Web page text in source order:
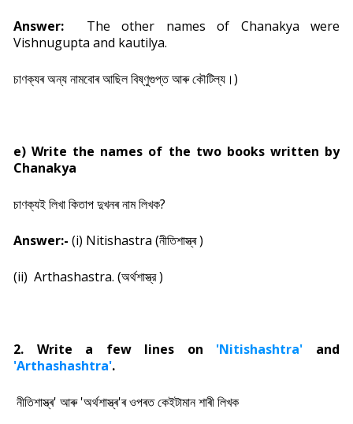
Answer:
The other names of Chanakya were
Vishnugupta and kautilya.
চাণক্যৰ অন্য নামবোৰ আছিল বিষ্ণুগুপ্ত আৰু কৌটিল্য।)
e) Write the names of the two books written by
Chanakya
চাণক্যই লিখা কিতাপ দুখনৰ নাম লিখক?
Answer:- (i) Nitishastra (নীতিশাস্ত্ৰ )
(ii) Arthashastra. (অৰ্থশাস্ত্র )
2. Write a few lines on 'Nitishashtra' and
'Arthashashtra'.
নীতিশাস্ত্ৰ' আৰু 'অৰ্থশাস্ত্ৰ'ৰ ওপৰত কেইটামান শাৰী লিখক